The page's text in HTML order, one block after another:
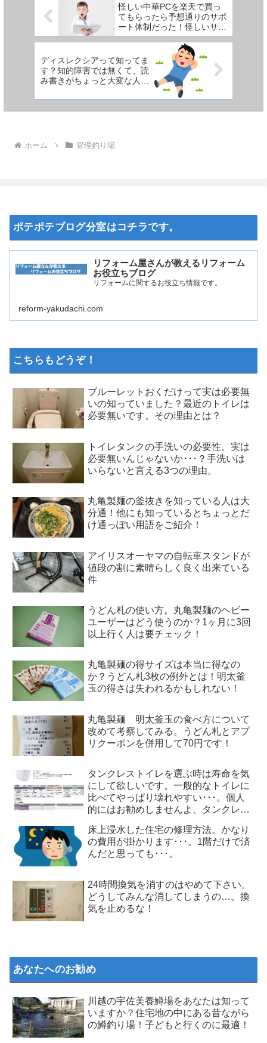
怪しい中華PCを楽天で買っ
てもらったら予想通りのサポ
ート体制だった！怪しいサイ
トはやっぱり怪しいのだ。
ディスレクシアって知ってま
す？知的障害では無くて、読
み書きがちょっと大変な人の
ホーム 管理釣り場
ポテポテブログ分室はコチラです。
リフォーム屋さんが教えるリフォーム
お役立ちブログ
リフォームに関するお役立ち情報です。
reform-yakudachi.com
こちらもどうぞ！
ブルーレットおくだけって実は必要無
いの知っていました？最近のトイレは
必要無いです。その理由とは？
トイレタンクの手洗いの必要性。実は
必要無いんじゃないか･･･？手洗いは
いらないと言える3つの理由。
丸亀製麺の釜抜きを知っている人は大
分通！他にも知っているとちょっとだ
け通っぽい用語をご紹介！
アイリスオーヤマの自転車スタンドが
値段の割に素晴らしく良く出来ている
件
うどん札の使い方。丸亀製麺のヘビー
ユーザーはどう使うのか？1ヶ月に3回
以上行く人は要チェック！
丸亀製麺の得サイズは本当に得なの
か？うどん札3枚の例外とは！明太釜
玉の得さは失われるかもしれない！
丸亀製麺 明太釜玉の食べ方について
改めて考察してみる。うどん札とアプ
リクーポンを併用して70円です！
タンクレストイレを選ぶ時は寿命を気
にして欲しいです。一般的なトイレに
比べてやっぱり壊れやすい･･･。個人
的にはお勧めしませんよ、タンクレス
床上浸水した住宅の修理方法。かなり
の費用が掛かります･･･。1階だけで済
んだと思っても･･･。
24時間換気を消すのはやめて下さい。
どうしてみんな消してしまうの…。換
気を止めるな！
あなたへのお勧め
川越の宇佐美養鱒場をあなたは知って
いますか？住宅地の中にある昔ながら
の鱒釣り場！子どもと行くのに最適！